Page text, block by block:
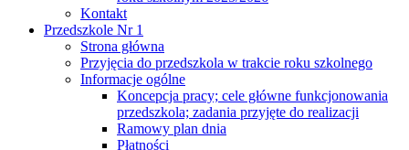
Kontakt
Przedszkole Nr 1
Strona główna
Przyjęcia do przedszkola w trakcie roku szkolnego
Informacje ogólne
Koncepcja pracy; cele główne funkcjonowania
przedszkola; zadania przyjęte do realizacji
Ramowy plan dnia
Płatności